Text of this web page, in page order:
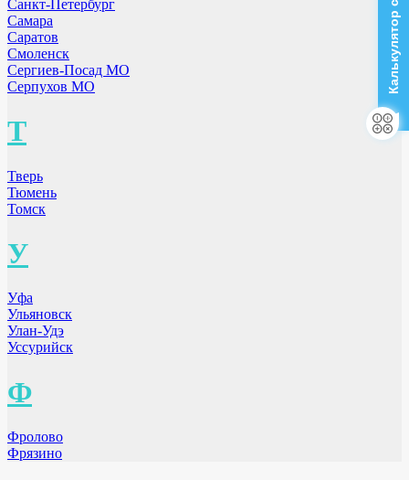
Санкт-Петербург
Самара
Саратов
Смоленск
Сергиев-Посад МО
Серпухов МО
Т
Тверь
Тюмень
Томск
У
Уфа
Ульяновск
Улан-Удэ
Уссурийск
Ф
Фролово
Фрязино